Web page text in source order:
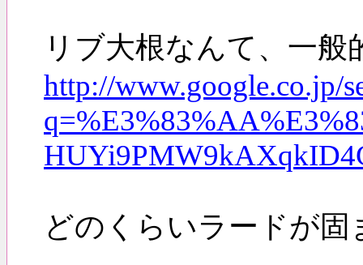
リブ大根なんて、一
http://www.google.co.jp/
どのくらいラードが